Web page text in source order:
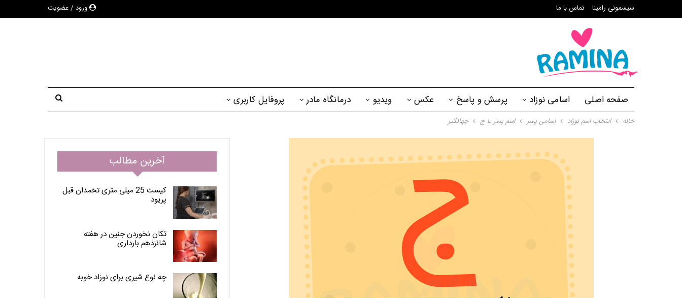
ورود / عضویت سیسمونی رامینا تماس با ما
صفحه اصلی اسامی نوزاد پرسش و پاسخ عکس ویدیو درمانگاه مادر پروفایل کاربری
خانه انتخاب اسم نوزاد اسامی پسر اسم پسر با ج جهانگیر
آخرین مطالب
کیست 25 میلی متری تخمدان قبل
پریود
تکان نخوردن جنین در هفته
شانزدهم بارداری
چه نوع شیری برای نوزاد خوبه